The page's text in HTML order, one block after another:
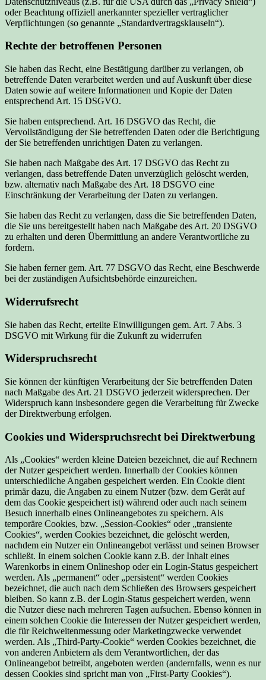
oder Beachtung offiziell anerkannter spezieller vertraglicher
Verpflichtungen (so genannte „Standardvertragsklauseln“).
Rechte der betroffenen Personen
Sie haben das Recht, eine Bestätigung darüber zu verlangen, ob
betreffende Daten verarbeitet werden und auf Auskunft über diese
Daten sowie auf weitere Informationen und Kopie der Daten
entsprechend Art. 15 DSGVO.
Sie haben entsprechend. Art. 16 DSGVO das Recht, die
Vervollständigung der Sie betreffenden Daten oder die Berichtigung
der Sie betreffenden unrichtigen Daten zu verlangen.
Sie haben nach Maßgabe des Art. 17 DSGVO das Recht zu
verlangen, dass betreffende Daten unverzüglich gelöscht werden,
bzw. alternativ nach Maßgabe des Art. 18 DSGVO eine
Einschränkung der Verarbeitung der Daten zu verlangen.
Sie haben das Recht zu verlangen, dass die Sie betreffenden Daten,
die Sie uns bereitgestellt haben nach Maßgabe des Art. 20 DSGVO
zu erhalten und deren Übermittlung an andere Verantwortliche zu
fordern.
Sie haben ferner gem. Art. 77 DSGVO das Recht, eine Beschwerde
bei der zuständigen Aufsichtsbehörde einzureichen.
Widerrufsrecht
Sie haben das Recht, erteilte Einwilligungen gem. Art. 7 Abs. 3
DSGVO mit Wirkung für die Zukunft zu widerrufen
Widerspruchsrecht
Sie können der künftigen Verarbeitung der Sie betreffenden Daten
nach Maßgabe des Art. 21 DSGVO jederzeit widersprechen. Der
Widerspruch kann insbesondere gegen die Verarbeitung für Zwecke
der Direktwerbung erfolgen.
Cookies und Widerspruchsrecht bei Direktwerbung
Als „Cookies“ werden kleine Dateien bezeichnet, die auf Rechnern
der Nutzer gespeichert werden. Innerhalb der Cookies können
unterschiedliche Angaben gespeichert werden. Ein Cookie dient
primär dazu, die Angaben zu einem Nutzer (bzw. dem Gerät auf
dem das Cookie gespeichert ist) während oder auch nach seinem
Besuch innerhalb eines Onlineangebotes zu speichern. Als
temporäre Cookies, bzw. „Session-Cookies“ oder „transiente
Cookies“, werden Cookies bezeichnet, die gelöscht werden,
nachdem ein Nutzer ein Onlineangebot verlässt und seinen Browser
schließt. In einem solchen Cookie kann z.B. der Inhalt eines
Warenkorbs in einem Onlineshop oder ein Login-Status gespeichert
werden. Als „permanent“ oder „persistent“ werden Cookies
bezeichnet, die auch nach dem Schließen des Browsers gespeichert
bleiben. So kann z.B. der Login-Status gespeichert werden, wenn
die Nutzer diese nach mehreren Tagen aufsuchen. Ebenso können in
einem solchen Cookie die Interessen der Nutzer gespeichert werden,
die für Reichweitenmessung oder Marketingzwecke verwendet
werden. Als „Third-Party-Cookie“ werden Cookies bezeichnet, die
von anderen Anbietern als dem Verantwortlichen, der das
Onlineangebot betreibt, angeboten werden (andernfalls, wenn es nur
dessen Cookies sind spricht man von „First-Party Cookies“).